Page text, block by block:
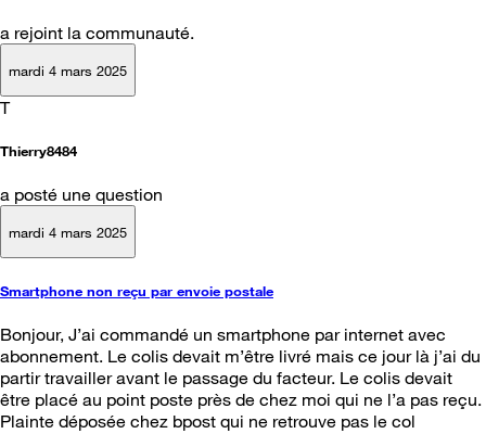
a rejoint la communauté.
mardi 4 mars 2025
T
Thierry8484
a posté une question
mardi 4 mars 2025
Smartphone non reçu par envoie postale
Bonjour, J’ai commandé un smartphone par internet avec
abonnement. Le colis devait m’être livré mais ce jour là j’ai du
partir travailler avant le passage du facteur. Le colis devait
être placé au point poste près de chez moi qui ne l’a pas reçu.
Plainte déposée chez bpost qui ne retrouve pas le col